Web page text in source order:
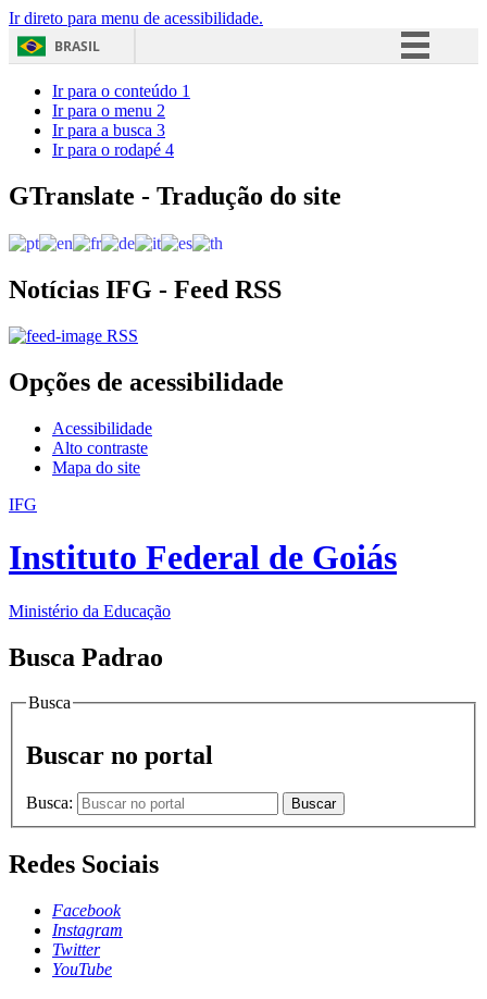
Ir direto para menu de acessibilidade.
BRASIL
Acesso à informação
Ir para o conteúdo 1
Ir para o menu 2
Ir para a busca 3
Ir para o rodapé 4
GTranslate - Tradução do site
Notícias IFG - Feed RSS
RSS
Opções de acessibilidade
Acessibilidade
Alto contraste
Mapa do site
IFG
Instituto Federal de Goiás
Ministério da Educação
Busca Padrao
Busca
Buscar no portal
Busca: Buscar
Redes Sociais
Facebook
Instagram
Twitter
YouTube